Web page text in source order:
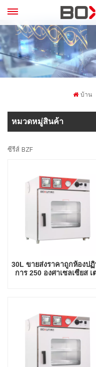
บ้าน
หมวดหมู่สินค้า
ซีรีส์ BZF
30L ขายส่งราคาถูกห้องป
การ 250 องศาเซลเซียส เ